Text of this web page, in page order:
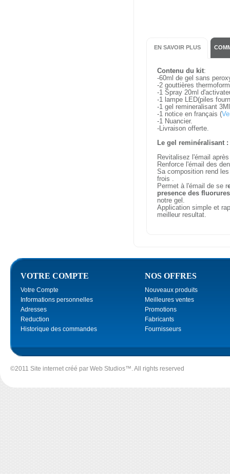
EN SAVOIR PLUS
Contenu du kit:
-60ml de gel sans
-2 gouttières
-1 Spray 20ml
-1 lampe LED(piles
-1 gel remineralisant 3Ml
-1 notice en français (
-1 Nuancier.
-Livraison offerte.
Le gel reminéralisant :
Revitalisez l'émail
Renforce l'émail des
Sa composition rend
frois .
Permet à l'émail de se r
presence des fluorures
notre gel.
Application simple et
meilleur resultat.
VOTRE COMPTE
Votre Compte
Informations personnelles
Adresses
Reduction
Historique des commandes
NOS OFFRES
Nouveaux produits
Meilleures ventes
Promotions
Fabricants
Fournisseurs
©2011 Site internet créé par Web Studios™. All rights reserved